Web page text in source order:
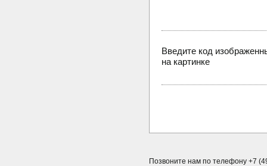
Введите код
на картинке
Позвоните нам по телефону +7